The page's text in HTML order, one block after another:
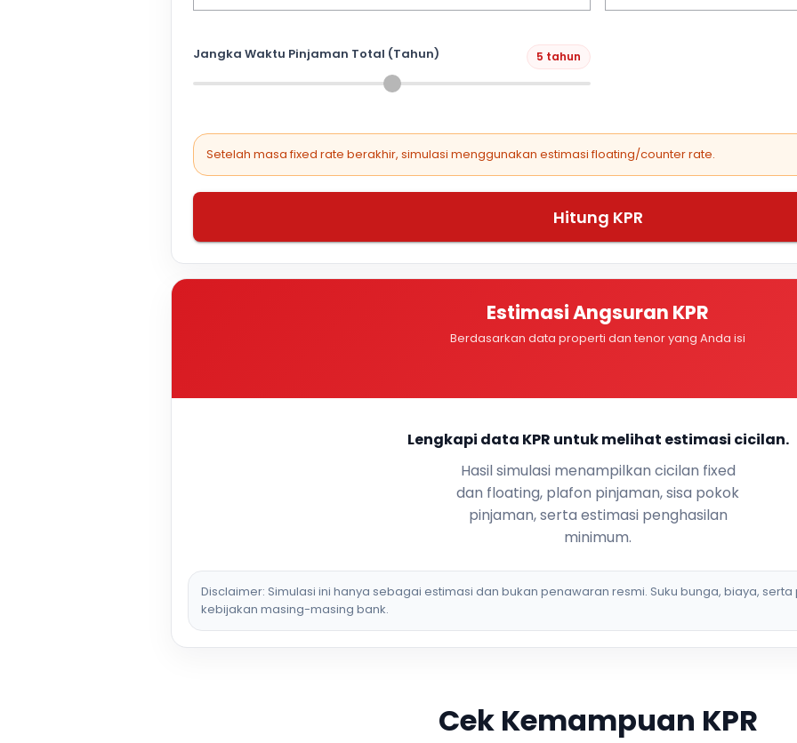
Jangka Waktu Pinjaman Total (Tahun) 5 tahun
Setelah masa fixed rate berakhir, simulasi menggunakan estimasi floating/counter rate.
Hitung KPR
Estimasi Angsuran KPR
Berdasarkan data properti dan tenor yang Anda isi
Lengkapi data KPR untuk melihat estimasi cicilan.
Hasil simulasi menampilkan cicilan fixed
dan floating, plafon pinjaman, sisa pokok
pinjaman, serta estimasi penghasilan
minimum.
Disclaimer: Simulasi ini hanya sebagai estimasi dan bukan penawaran resmi. Suku bunga, biaya,
kebijakan masing-masing bank.
Cek Kemampuan KPR